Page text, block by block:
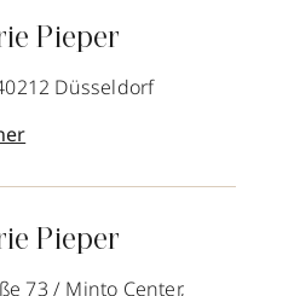
Pieper
Düsseldorf
Pieper
73 / Minto Center,